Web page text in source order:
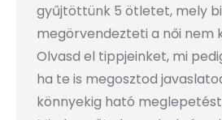
gyűjtöttünk 5 ötletet, mely
megörvendezteti a női nem
Olvasd el tippjeinket, mi
ha te is megosztod
könnyekig ható